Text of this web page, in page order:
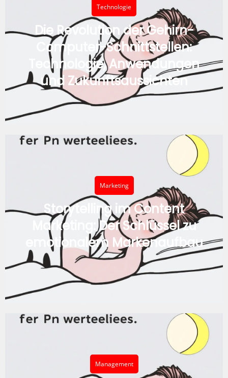
Technologie
Die Revolution der Gehirn-
Computer-Schnittstellen:
Technologie, Anwendungen
und Zukunftsaussichten
Marketing
Storytelling im Content
Marketing: Der Schlüssel zu
emotionalem Markenaufbau
Management